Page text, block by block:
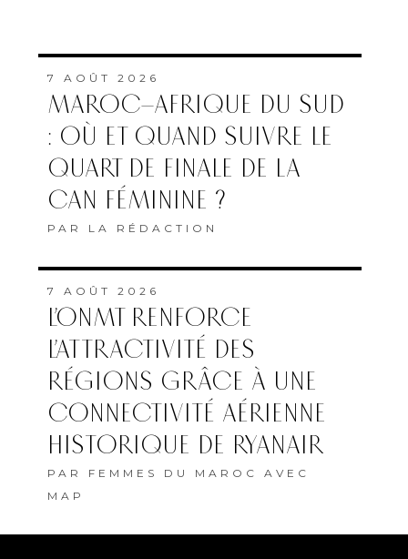
7 AOÛT 2026
MAROC–AFRIQUE DU SUD
: OÙ ET QUAND SUIVRE LE
QUART DE FINALE DE LA
CAN FÉMININE ?
PAR LA RÉDACTION
7 AOÛT 2026
L’ONMT RENFORCE
L’ATTRACTIVITÉ DES
RÉGIONS GRÂCE À UNE
CONNECTIVITÉ AÉRIENNE
HISTORIQUE DE RYANAIR
PAR FEMMES DU MAROC AVEC
MAP